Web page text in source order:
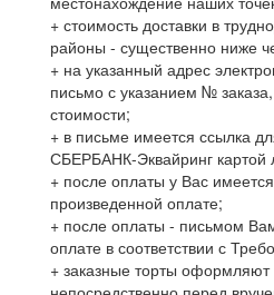
+ стоимость доставки в
районы - существенно ниже
+ на указанный адрес
письмо с указанием №
стоимости;
+ в письме имеется ссылка
СБЕРБАНК-Эквайринг картой
+ после оплаты у Вас
произведенной оплате;
+ после оплаты - письмом
оплате в соответствии с
+ заказные торты